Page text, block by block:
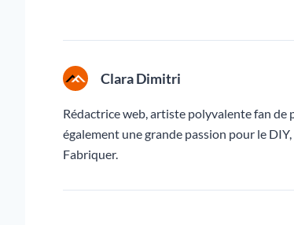
Clara Dimitri
Rédactrice web, artiste polyvalente fan
également une grande passion pour le
Fabriquer.